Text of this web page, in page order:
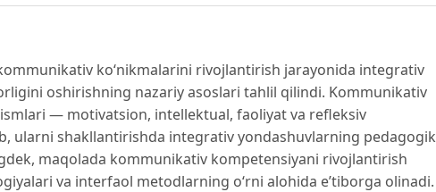
ko‘nikmalarini rivojlantirish jarayonida integrativ
oshirishning nazariy asoslari tahlil qilindi. Kommunikativ
— motivatsion, intellektual, faoliyat va refleksiv
ularni shakllantirishda integrativ yondashuvlarning pedagogik
maqolada kommunikativ kompetensiyani rivojlantirish
va interfaol metodlarning o‘rni alohida e’tiborga olinadi.